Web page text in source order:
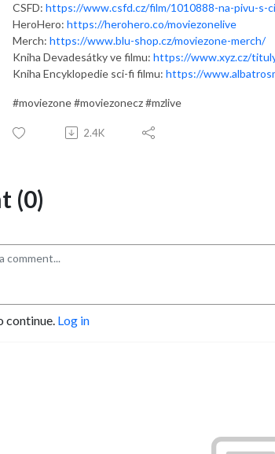
CSFD: https://www.csfd.cz/film/1010888-na-pivu-s-
HeroHero: https://herohero.co/moviezonelive
Merch: https://www.blu-shop.cz/moviezone-merch/
Kniha Devadesátky ve filmu: https://www.xyz.cz/
Kniha Encyklopedie sci-fi filmu: https://
#moviezone #moviezonecz #mzlive
2.4K
(0)
continue. Log in